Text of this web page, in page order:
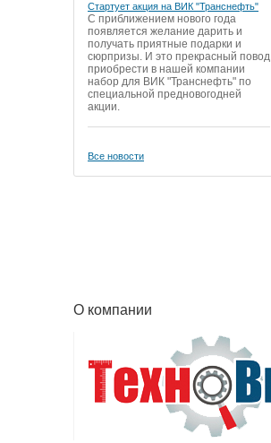
Стартует акция на ВИК "Транснефть"
С приближением нового года
появляется желание дарить и
получать приятные подарки и
сюрпризы. И это прекрасный повод
приобрести в нашей компании
набор для ВИК "Транснефть" по
специальной предновогодней
акции.
Все новости
О компании